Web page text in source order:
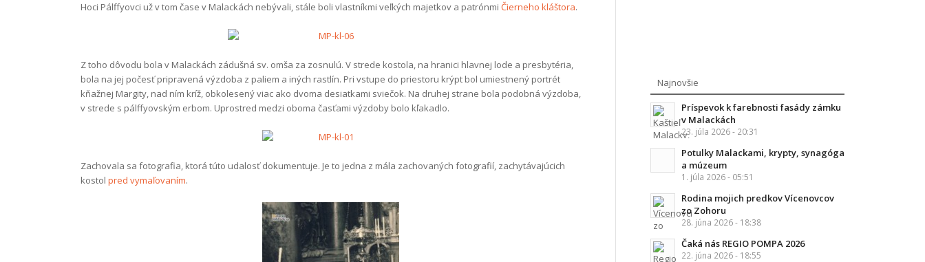
Hoci Pálffyovci už v tom čase v Malackách nebývali, stále boli vlastníkmi veľkých majetkov a patrónmi Čierneho kláštora.
Z toho dôvodu bola v Malackách zádušná sv. omša za zosnulú. V strede kostola, na hranici hlavnej lode a presbytéria,
bola na jej počesť pripravená výzdoba z paliem a iných rastlín. Pri vstupe do priestoru krýpt bol umiestnený portrét
kňažnej Margity, nad ním kríž, obkolesený viac ako dvoma desiatkami sviečok. Na druhej strane bola podobná výzdoba,
v strede s pálffyovským erbom. Uprostred medzi oboma časťami výzdoby bolo kľakadlo.
Zachovala sa fotografia, ktorá túto udalosť dokumentuje. Je to jedna z mála zachovaných fotografií, zachytávajúcich
kostol pred vymaľovaním.
Najnovšie
Príspevok k farebnosti fasády zámku
v Malackách
23. júla 2026 - 20:31
Potulky Malackami, krypty, synagóga
a múzeum
1. júla 2026 - 05:51
Rodina mojich predkov Vícenovcov
zo Zohoru
28. júna 2026 - 18:38
Čaká nás REGIO POMPA 2026
22. júna 2026 - 18:55